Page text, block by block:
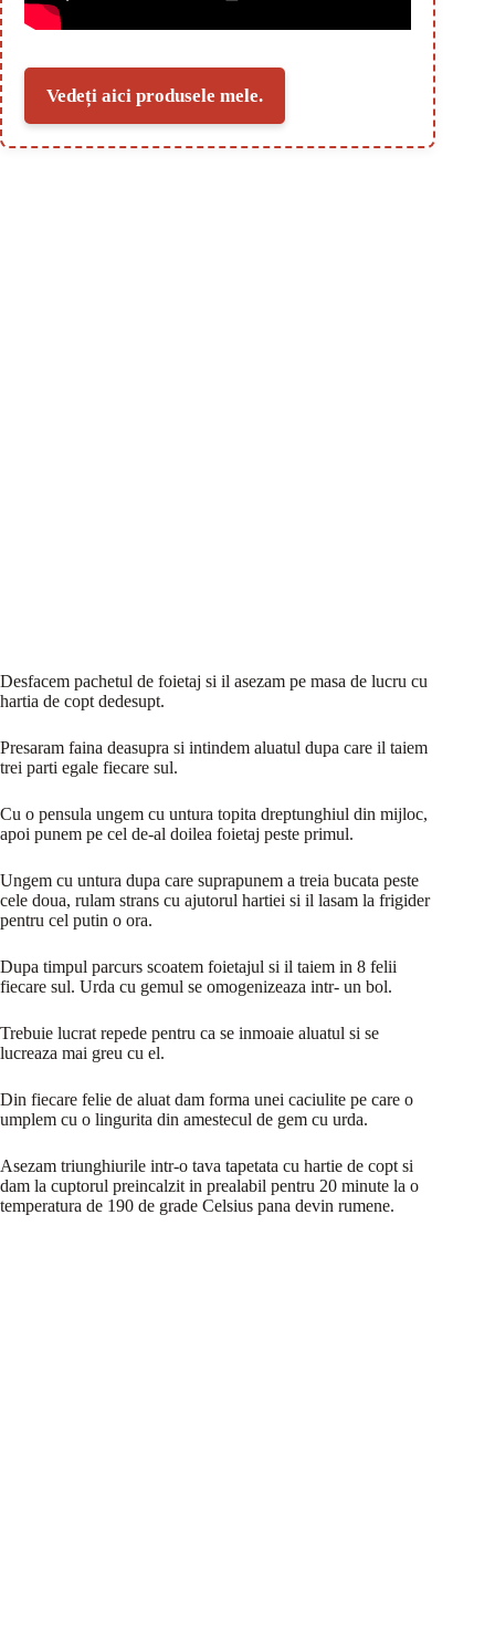
Vedeți aici produsele mele.
Desfacem pachetul de foietaj si il asezam pe masa de lucru cu
hartia de copt dedesupt.
Presaram faina deasupra si intindem aluatul dupa care il taiem
trei parti egale fiecare sul.
Cu o pensula ungem cu untura topita dreptunghiul din mijloc,
apoi punem pe cel de-al doilea foietaj peste primul.
Ungem cu untura dupa care suprapunem a treia bucata peste
cele doua, rulam strans cu ajutorul hartiei si il lasam la frigider
pentru cel putin o ora.
Dupa timpul parcurs scoatem foietajul si il taiem in 8 felii
fiecare sul. Urda cu gemul se omogenizeaza intr- un bol.
Trebuie lucrat repede pentru ca se inmoaie aluatul si se
lucreaza mai greu cu el.
Din fiecare felie de aluat dam forma unei caciulite pe care o
umplem cu o lingurita din amestecul de gem cu urda.
Asezam triunghiurile intr-o tava tapetata cu hartie de copt si
dam la cuptorul preincalzit in prealabil pentru 20 minute la o
temperatura de 190 de grade Celsius pana devin rumene.